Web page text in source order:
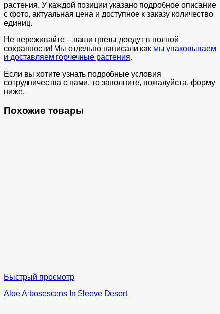
растения. У каждой позиции указано подробное описание
с фото, актуальная цена и доступное к заказу количество
единиц.
Не переживайте – ваши цветы доедут в полной
сохранности! Мы отдельно написали как мы упаковываем
и доставляем горчечные растения.
Если вы хотите узнать подробные условия
сотрудничества с нами, то заполните, пожалуйста, форму
ниже.
Похожие товары
Быстрый просмотр
Aloe Arbosescens In Sleeve Desert